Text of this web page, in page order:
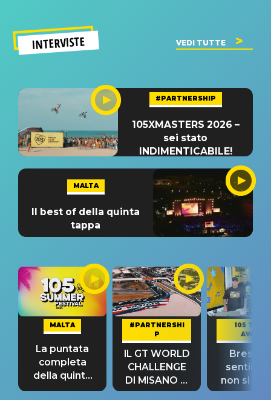
INTERVISTE VEDI TUTTE
#PARTNERSHIP
105XMASTERS 2026 –
sei stato
INDIMENTICABILE!
MALTA
Il best of della quinta
tappa
MALTA
La puntata
completa
della quinta
tappa
#PARTNERSHI
P
IL GT WORLD
CHALLENGE
DI MISANO si
riconferma
105 TAKE
AWAY
Bresh:
non si
fino alla